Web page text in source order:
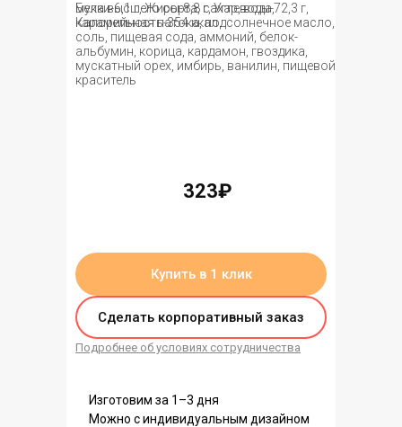
Купить в 1 клик
Сделать корпоративный заказ
Подробнее об условиях сотрудничества
мука высшего сорта, сахар, вода,
карамельная патока, подсолнечное масло,
соль, пищевая сода, аммоний, белок-
альбумин, корица, кардамон, гвоздика,
мускатный орех, имбирь, ванилин, пищевой
краситель
323₽
Изготовим за 1–3 дня
Можно с индивидуальным дизайном
Белки-6,1 г, Жиры-8,8 г, Углеводы-72,3 г,
Калорийность-354 ккал